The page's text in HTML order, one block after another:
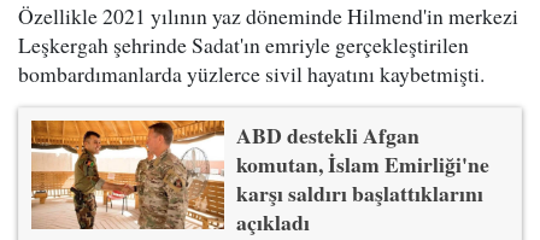
Özellikle 2021 yılının yaz döneminde Hilmend'in merkezi
Leşkergah şehrinde Sadat'ın emriyle gerçekleştirilen
bombardımanlarda yüzlerce sivil hayatını kaybetmişti.
ABD destekli Afgan
komutan, İslam Emirliği'ne
karşı saldırı başlattıklarını
açıkladı